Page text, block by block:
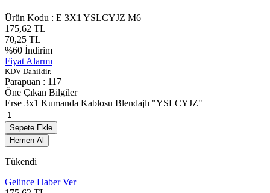
Ürün Kodu : E 3X1 YSLCYJZ M6
175,62 TL
70,25 TL
%60 İndirim
Fiyat Alarmı
KDV Dahildir.
Parapuan : 117
Öne Çıkan Bilgiler
Erse 3x1 Kumanda Kablosu Blendajlı "YSLCYJZ"
Sepete Ekle
Hemen Al
Tükendi
Gelince Haber Ver